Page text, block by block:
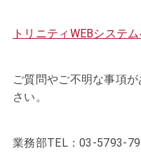
トリニティWEBシステ
ご質問やご不明な事項
さい。
業務部TEL：03-5793-